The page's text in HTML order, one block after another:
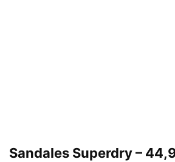
Sandales Superdry –